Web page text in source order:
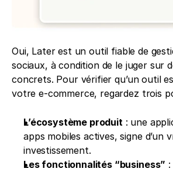
Oui, Later est un outil fiable de
sociaux, à condition de le juger sur
concrets. Pour vérifier qu’un outil
votre e-commerce, regardez trois
L’écosystème produit : une
apps mobiles actives, signe d’un
investissement.
Les fonctionnalités “business”